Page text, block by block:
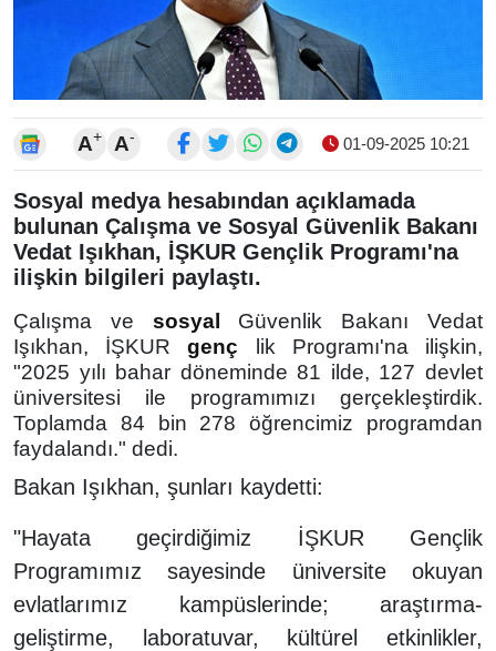
A+ A- 01-09-2025 10:21
Sosyal medya hesabından açıklamada
bulunan Çalışma ve Sosyal Güvenlik Bakanı
Vedat Işıkhan, İŞKUR Gençlik Programı'na
ilişkin bilgileri paylaştı.
Çalışma ve sosyal
Güvenlik Bakanı Vedat
Işıkhan, İŞKURgenç lik Programı'na ilişkin,
"2025 yılı bahar döneminde 81 ilde, 127 devlet
üniversitesi ile programımızı gerçekleştirdik.
Toplamda 84 bin 278 öğrencimiz programdan
faydalandı." dedi.
Bakan Işıkhan, şunları kaydetti:
"Hayata geçirdiğimiz İŞKUR Gençlik
Programımız sayesinde üniversite okuyan
evlatlarımız kampüslerinde; araştırma-
geliştirme, laboratuvar, kültürel etkinlikler,